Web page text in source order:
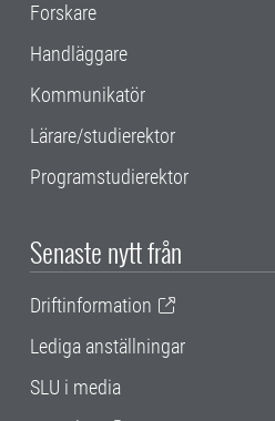
Forskare
Handläggare
Kommunikatör
Lärare/studierektor
Programstudierektor
Senaste nytt från
Driftinformation
Lediga anställningar
SLU i media